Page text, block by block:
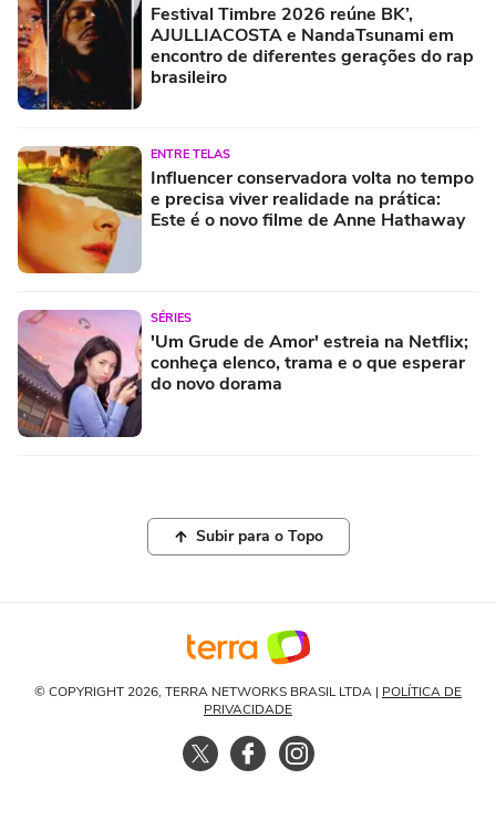
Festival Timbre 2026 reúne BK’,
AJULLIACOSTA e NandaTsunami em
encontro de diferentes gerações do rap
brasileiro
ENTRE TELAS
Influencer conservadora volta no tempo
e precisa viver realidade na prática:
Este é o novo filme de Anne Hathaway
SÉRIES
'Um Grude de Amor' estreia na Netflix;
conheça elenco, trama e o que esperar
do novo dorama
Subir para o Topo
© COPYRIGHT 2026, TERRA NETWORKS BRASIL LTDA | POLÍTICA DE
PRIVACIDADE